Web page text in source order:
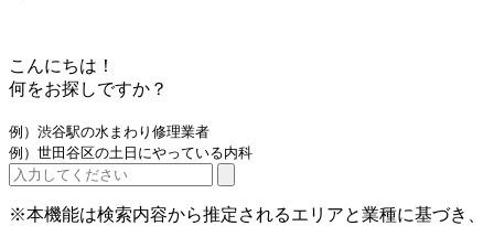
こんにちは！
何をお探しですか？
例）渋谷駅の水まわり修理業者
例）世田谷区の土日にやっている内科
※本機能は検索内容から推定されるエリアと業種に基づき、